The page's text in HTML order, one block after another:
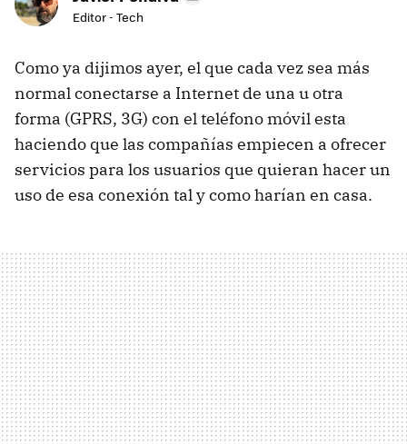
Editor - Tech
Como ya dijimos ayer, el que cada vez sea más
normal conectarse a Internet de una u otra
forma (GPRS, 3G) con el teléfono móvil esta
haciendo que las compañías empiecen a ofrecer
servicios para los usuarios que quieran hacer un
uso de esa conexión tal y como harían en casa.